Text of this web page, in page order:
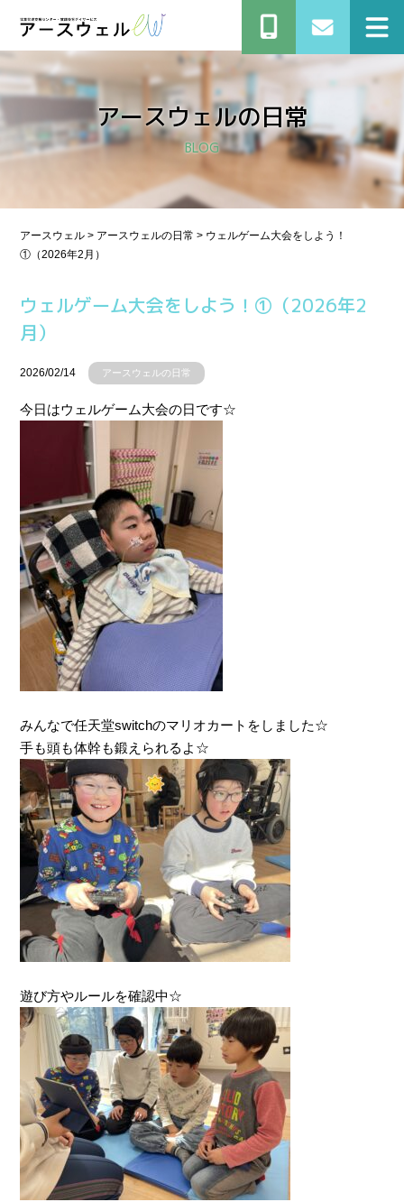
アースウェルの⽇常
BLOG
アースウェル > アースウェルの⽇常 > ウェルゲーム大会をしよう！
①（2026年2月）
ウェルゲーム大会をしよう！①（2026年2
月）
2026/02/14 アースウェルの⽇常
今日はウェルゲーム大会の日です☆
みんなで任天堂switchのマリオカートをしました☆
手も頭も体幹も鍛えられるよ☆
遊び方やルールを確認中☆